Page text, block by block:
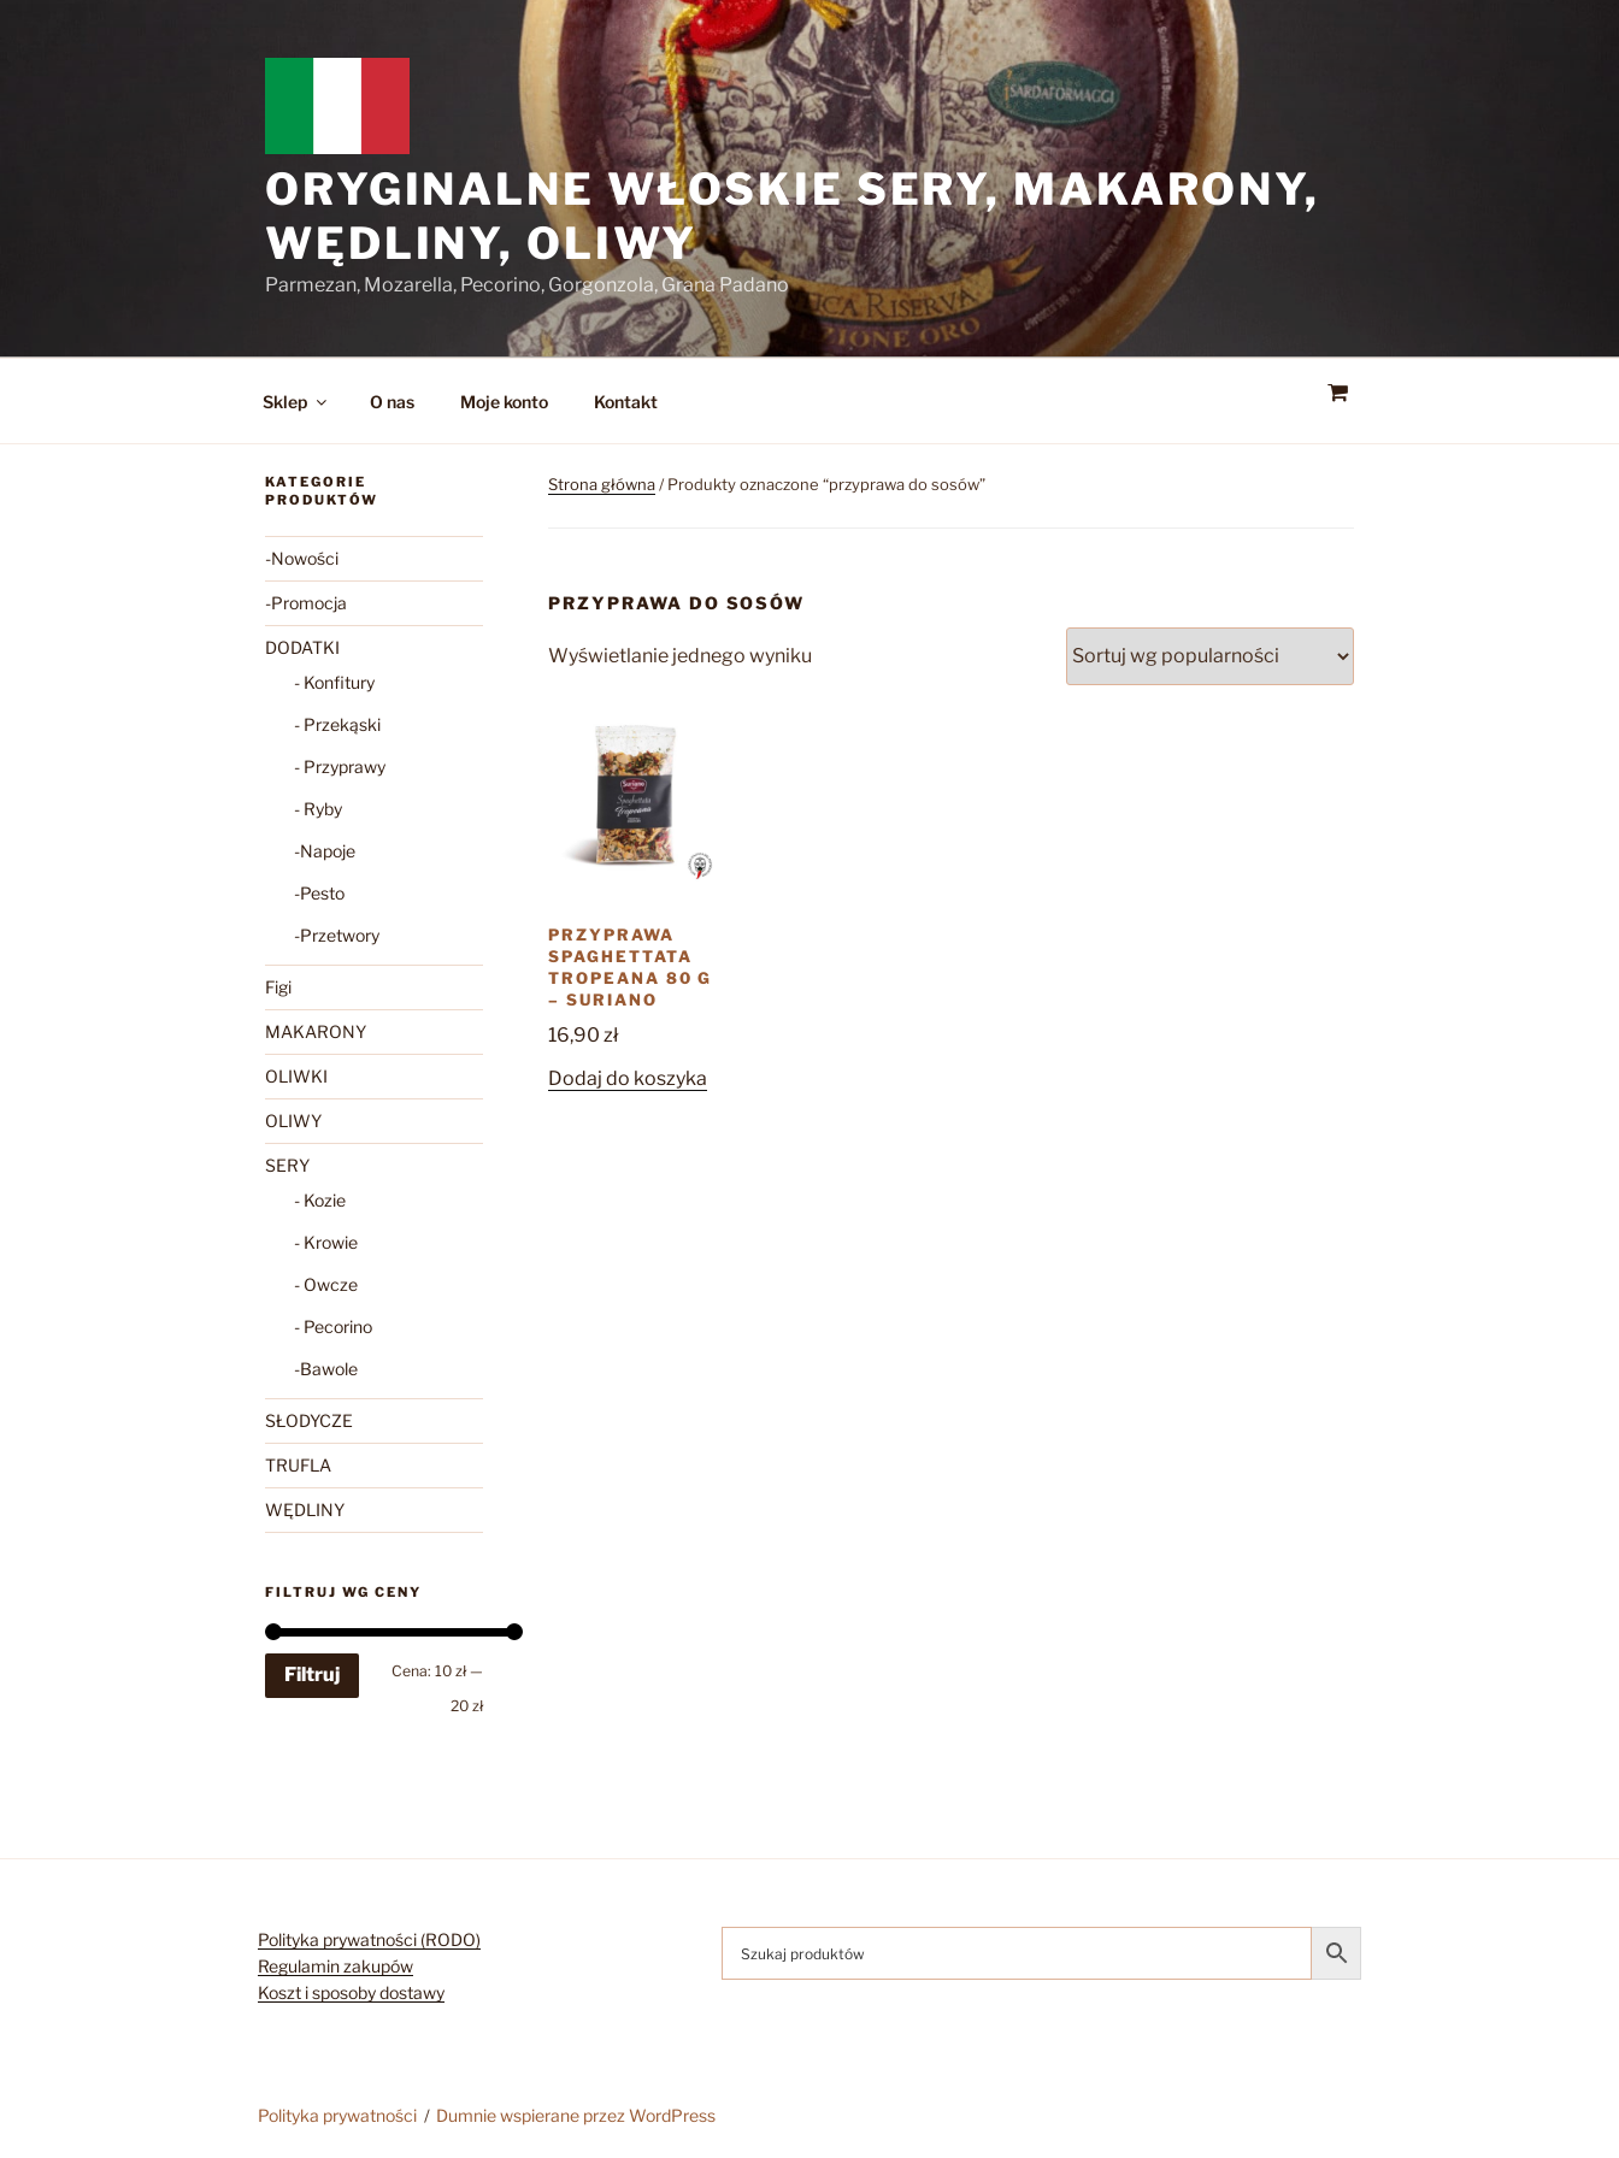
ORYGINALNE WŁOSKIE SERY, MAKARONY,
WĘDLINY, OLIWY
Parmezan, Mozarella, Pecorino, Gorgonzola, Grana Padano
Sklep O nas Moje konto Kontakt
Strona główna/ Produkty oznaczone “przyprawa do sosów”
PRZYPRAWA DO SOSÓW
Wyświetlanie jednego wyniku
PRZYPRAWA
SPAGHETTATA
TROPEANA 80 G
– SURIANO
16,90zł
Dodaj do koszyka
KATEGORIE
PRODUKTÓW
-Nowości
-Promocja
DODATKI
- Konfitury
- Przekąski
- Przyprawy
- Ryby
-Napoje
-Pesto
-Przetwory
Figi
MAKARONY
OLIWKI
OLIWY
SERY
- Kozie
- Krowie
- Owcze
- Pecorino
-Bawole
SŁODYCZE
TRUFLA
WĘDLINY
FILTRUJ WG CENY
Cena
CenaFiltruj Cena: 10 zł—
20 zł
Polityka prywatności (RODO)
Regulamin zakupów
Koszt i sposoby dostawy
Polityka prywatności Dumnie wspierane przez WordPress